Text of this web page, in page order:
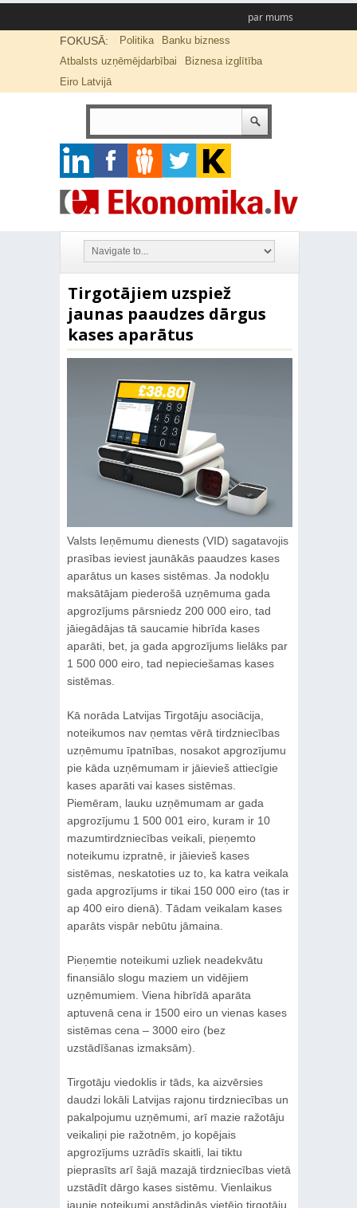
par mums
FOKUSĀ: Politika
Banku bizness
Atbalsts uzņēmējdarbībai
Biznesa izglītība
Eiro Latvijā
Tirgotājiem uzspiež
jaunas paaudzes dārgus
kases aparātus
Valsts Ieņēmumu dienests (VID) sagatavojis
prasības ieviest jaunākās paaudzes kases
aparātus un kases sistēmas. Ja nodokļu
maksātājam piederošā uzņēmuma gada
apgrozījums pārsniedz 200 000 eiro, tad
jāiegādājas tā saucamie hibrīda kases
aparāti, bet, ja gada apgrozījums lielāks par
1 500 000 eiro, tad nepieciešamas kases
sistēmas.
Kā norāda Latvijas Tirgotāju asociācija,
noteikumos nav ņemtas vērā tirdzniecības
uzņēmumu īpatnības, nosakot apgrozījumu
pie kāda uzņēmumam ir jāievieš attiecīgie
kases aparāti vai kases sistēmas.
Piemēram, lauku uzņēmumam ar gada
apgrozījumu 1 500 001 eiro, kuram ir 10
mazumtirdzniecības veikali, pieņemto
noteikumu izpratnē, ir jāievieš kases
sistēmas, neskatoties uz to, ka katra veikala
gada apgrozījums ir tikai 150 000 eiro (tas ir
ap 400 eiro dienā). Tādam veikalam kases
aparāts vispār nebūtu jāmaina.
Pieņemtie noteikumi uzliek neadekvātu
finansiālo slogu maziem un vidējiem
uzņēmumiem. Viena hibrīdā aparāta
aptuvenā cena ir 1500 eiro un vienas kases
sistēmas cena – 3000 eiro (bez
uzstādīšanas izmaksām).
Tirgotāju viedoklis ir tāds, ka aizvērsies
daudzi lokāli Latvijas rajonu tirdzniecības un
pakalpojumu uzņēmumi, arī mazie ražotāju
veikaliņi pie ražotnēm, jo kopējais
apgrozījums uzrādīs skaitli, lai tiktu
pieprasīts arī šajā mazajā tirdzniecības vietā
uzstādīt dārgo kases sistēmu. Vienlaikus
jaunie noteikumi apstādinās vietējo tirgotāju